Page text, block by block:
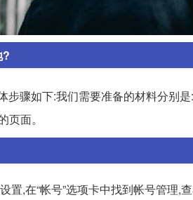
?
步骤如下:我们需要准备的材料分别
面。
置,在“帐号”选项卡中找到帐号管理,